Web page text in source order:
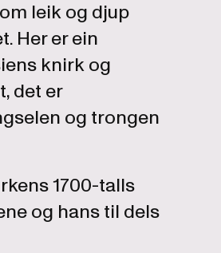
leik og djup
Her er ein
knirk og
det er
og trongen
1700-talls
og hans til dels